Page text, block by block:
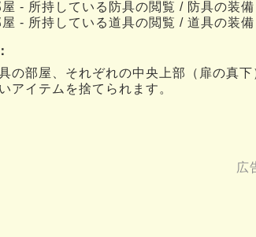
屋 - 所持している防具の閲覧 / 防具の装備
- 所持している道具の閲覧 / 道具の装備
の部屋、それぞれの中央上部（扉の真
アイテムを捨てられます。